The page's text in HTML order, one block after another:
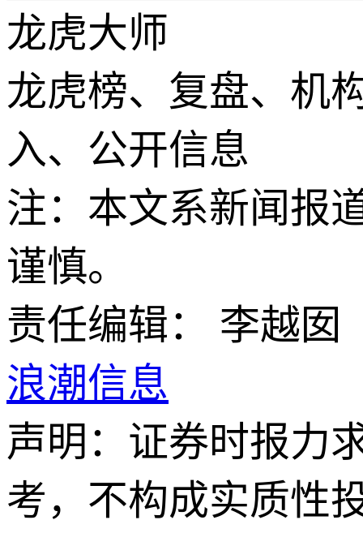
龙虎大师
龙虎榜、复盘、机
入、公开信息
注：本文系新闻报
谨慎。
责任编辑： 李越囡
浪潮信息
声明：证券时报力
考，不构成实质性